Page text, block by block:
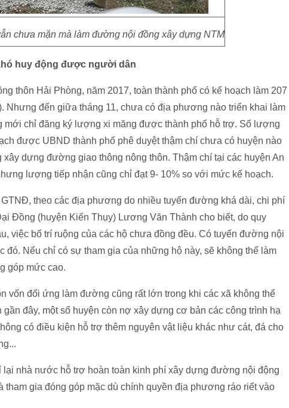
chưa mặn mà làm đường nội đồng xây dựng NTM
huy động được người dân
thôn Hải Phòng, năm 2017, toàn thành phố có kế hoạch làm 207
Nhưng đến giữa tháng 11, chưa có địa phương nào triển khai làm
chỉ đăng ký lượng xi măng được thành phố hỗ trợ. Số lượng
được UBND thành phố phê duyệt thậm chí chưa có huyện nào
xây dựng đường giao thông nông thôn. Thậm chí tại các huyện An
lượng tiếp nhận cũng chỉ đạt 9- 10% so với mức kế hoạch.
theo các địa phương do nhiều tuyến đường khá dài, chi phí
Đồng (huyện Kiến Thụy) Lương Văn Thành cho biết, do quy
việc bố trí ruộng của các hộ chưa đồng đều. Có tuyến đường nội
đó. Nếu chỉ có sự tham gia của những hộ này, sẽ không thể làm
góp mức cao.
vốn đối ứng làm đường cũng rất lớn trong khi các xã không thể
đây, một số huyện còn nợ xây dựng cơ bản các công trình hạ
có điều kiện hỗ trợ thêm nguyên vật liệu khác như cát, đá cho
lại nhà nước hỗ trợ hoàn toàn kinh phí xây dựng đường nội động
gia đóng góp mặc dù chính quyền địa phương ráo riết vào